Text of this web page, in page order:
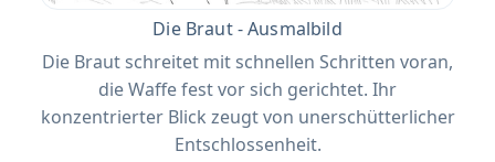
Die Braut - Ausmalbild
Die Braut schreitet mit schnellen Schritten voran,
die Waffe fest vor sich gerichtet. Ihr
konzentrierter Blick zeugt von unerschütterlicher
Entschlossenheit.